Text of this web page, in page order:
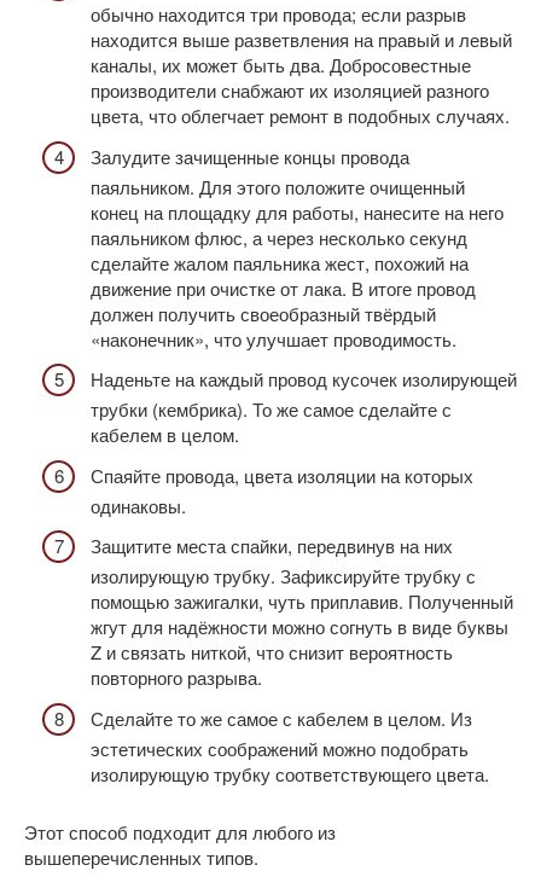
обычно находится три провода; если разрыв
находится выше разветвления на правый и левый
каналы, их может быть два. Добросовестные
производители снабжают их изоляцией разного
цвета, что облегчает ремонт в подобных случаях.
Залудите зачищенные концы провода
паяльником. Для этого положите очищенный
конец на площадку для работы, нанесите на него
паяльником флюс, а через несколько секунд
сделайте жалом паяльника жест, похожий на
движение при очистке от лака. В итоге провод
должен получить своеобразный твёрдый
«наконечник», что улучшает проводимость.
Наденьте на каждый провод кусочек изолирующей
трубки (кембрика). То же самое сделайте с
кабелем в целом.
Спаяйте провода, цвета изоляции на которых
одинаковы.
Защитите места спайки, передвинув на них
изолирующую трубку. Зафиксируйте трубку с
помощью зажигалки, чуть приплавив. Полученный
жгут для надёжности можно согнуть в виде буквы
Z и связать ниткой, что снизит вероятность
повторного разрыва.
Сделайте то же самое с кабелем в целом. Из
эстетических соображений можно подобрать
изолирующую трубку соответствующего цвета.
Этот способ подходит для любого из
вышеперечисленных типов.